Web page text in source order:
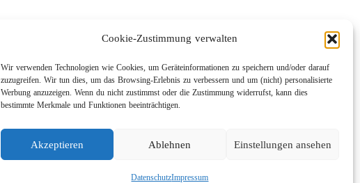
Cookie-Zustimmung verwalten
Wir verwenden Technologien wie Cookies, um Geräteinformationen zu speichern und/oder darauf
zuzugreifen. Wir tun dies, um das Browsing-Erlebnis zu verbessern und um (nicht) personalisierte
Werbung anzuzeigen. Wenn du nicht zustimmst oder die Zustimmung widerrufst, kann dies
bestimmte Merkmale und Funktionen beeinträchtigen.
Akzeptieren Ablehnen Einstellungen ansehen
DatenschutzImpressum